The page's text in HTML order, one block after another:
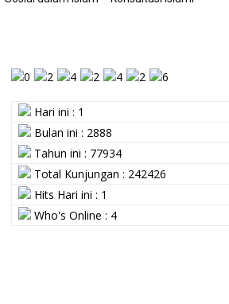
Hari ini : 1
Bulan ini : 2888
Tahun ini : 77934
Total Kunjungan : 242426
Hits Hari ini : 1
Who's Online : 4